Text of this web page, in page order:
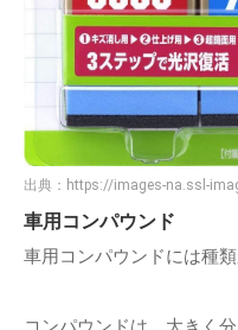
出典： https://images-na.ssl-
車用コンパウンド
車用コンパウンドには種類